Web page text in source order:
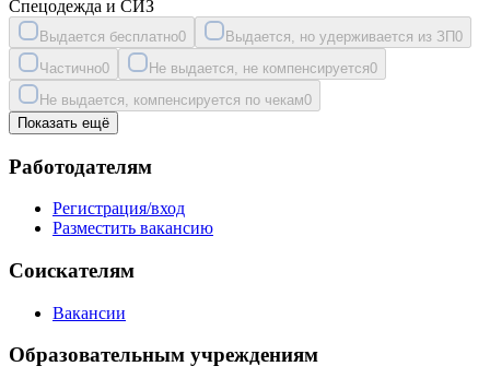
Спецодежда и СИЗ
Выдается бесплатно0 Выдается, но удерживается из ЗП0
Частично0 Не выдается, не компенсируется0
Не выдается, компенсируется по чекам0
Показать ещё
Работодателям
Регистрация/вход
Разместить вакансию
Соискателям
Вакансии
Образовательным учреждениям